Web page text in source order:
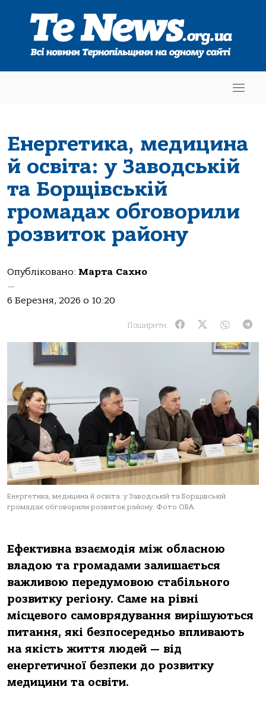
Енергетика, медицина
й освіта: у Заводській
та Борщівській
громадах обговорили
розвиток району
Опубліковано: Марта Сахно
—
6 Березня, 2026 о 10:20
Поширити:
Енергетика, медицина й освіта: у Заводській та Борщівській
громадах обговорили розвиток району. Фото ОВА.
Ефективна взаємодія між обласною
владою та громадами залишається
важливою передумовою стабільного
розвитку регіону. Саме на рівні
місцевого самоврядування вирішуються
питання, які безпосередньо впливають
на якість життя людей — від
енергетичної безпеки до розвитку
медицини та освіти.